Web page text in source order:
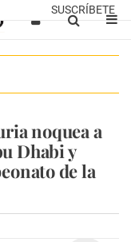
SUSCRÍBETE
noquea a
Dhabi y
de la